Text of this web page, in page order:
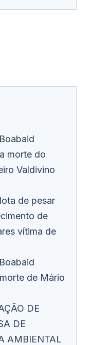
morte do
Valdivino
de pesar
de
vítima de
de Mário
DE
DE
AMBIENTAL